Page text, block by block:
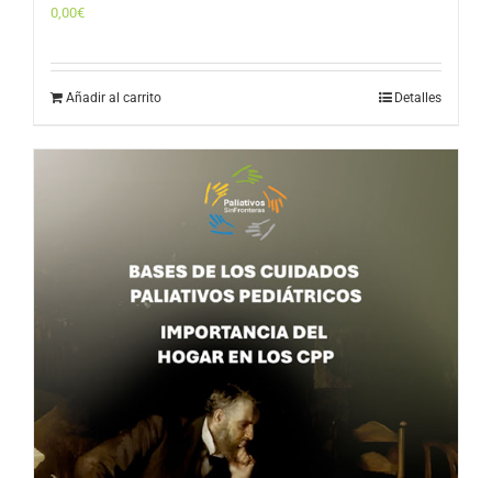
0,00€
Añadir al carrito Detalles